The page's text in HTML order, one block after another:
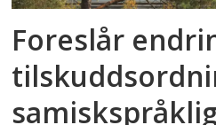
Foreslår